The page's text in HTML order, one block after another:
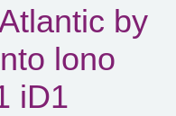
by
lono
iD1